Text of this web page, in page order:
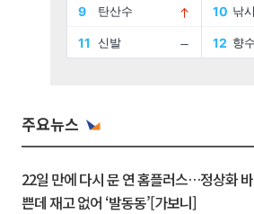
주요뉴스
22일 만에 다시 문 연 홈플러스…정상화 바
쁜데 재고 없어 ‘발동동’[가보니]